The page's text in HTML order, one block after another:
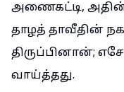
அணைகட்டி,
தாழத் தாவீதின்
திருப்பினான்;
வாய்த்தது.